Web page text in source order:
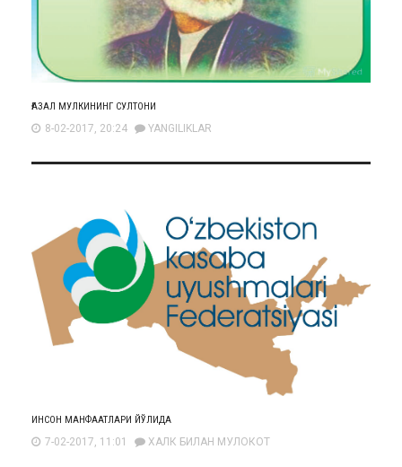
ҒАЗАЛ МУЛКИНИНГ СУЛТОНИ
8-02-2017, 20:24 YANGILIKLAR
ИНСОН МАНФААТЛАРИ ЙЎЛИДА
7-02-2017, 11:01 ХАЛК БИЛАН МУЛОКОТ